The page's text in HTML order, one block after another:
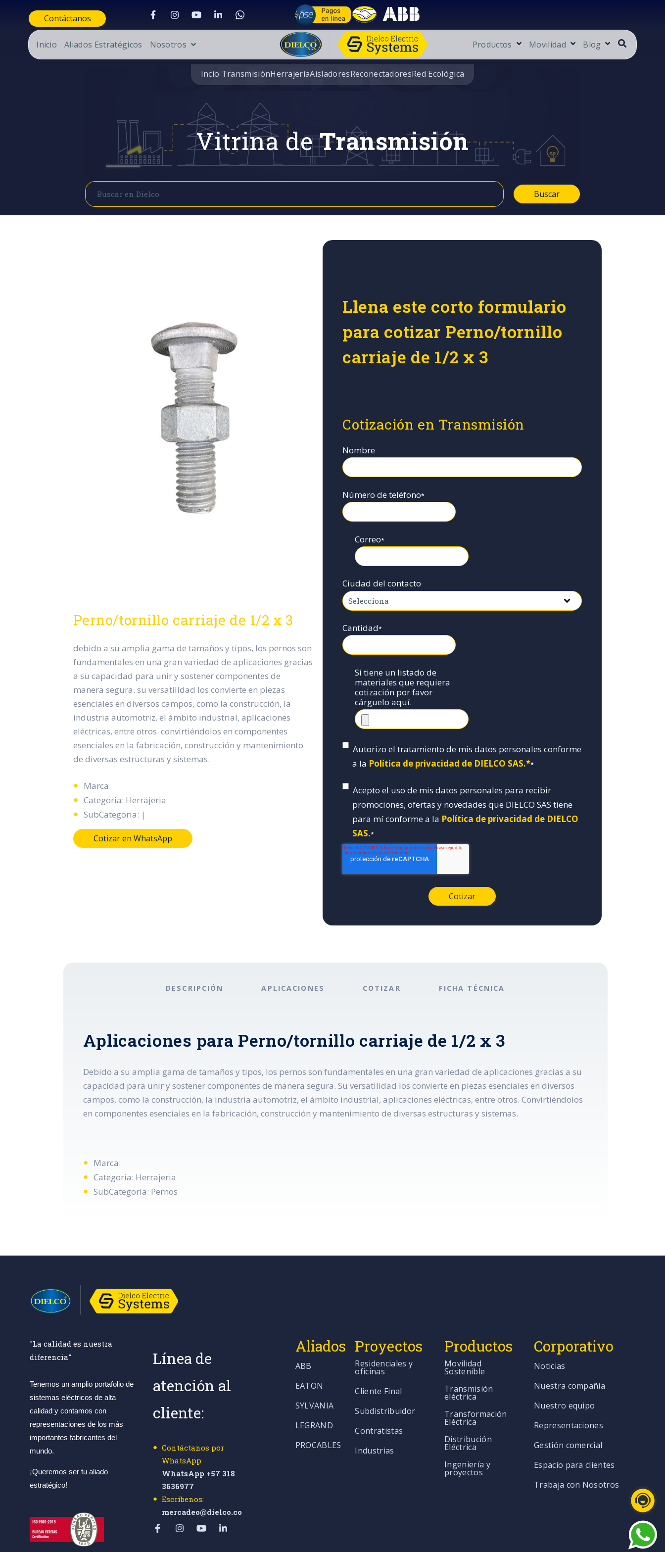
Contáctanos
Inicio Aliados Estratégicos Nosotros Productos Movilidad Blog
Incio TransmisiónHerrajeríaAisladoresReconectadoresRed Ecológica
Vitrina deTransmisión
Buscar
Buscar
Perno/tornillo carriaje de 1/2 x 3
debido a su amplia gama de tamaños y tipos, los pernos son
fundamentales en una gran variedad de aplicaciones gracias
a su capacidad para unir y sostener componentes de
manera segura. su versatilidad los convierte en piezas
esenciales en diversos campos, como la construcción, la
industria automotriz, el ámbito industrial, aplicaciones
eléctricas, entre otros. convirtiéndolos en componentes
esenciales en la fabricación, construcción y mantenimiento
de diversas estructuras y sistemas.
Marca:
Categoria: Herrajeria
SubCategoria: |
Cotizar en WhatsApp
Llena este corto formulario
para cotizar Perno/tornillo
carriaje de 1/2 x 3
Cotización en Transmisión
Nombre
Número de teléfono*
Correo*
Ciudad del contacto
Cantidad*
Si tiene un listado de
materiales que requiera
cotización por favor
cárguelo aquí.
Autorizo el tratamiento de mis datos personales conforme
a la Política de privacidad de DIELCO SAS.**
Acepto el uso de mis datos personales para recibir
promociones, ofertas y novedades que DIELCO SAS tiene
para mí conforme a la Política de privacidad de DIELCO
SAS.*
DESCRIPCIÓN APLICACIONES COTIZAR FICHA TÉCNICA
Aplicaciones para Perno/tornillo carriaje de 1/2 x 3
Debido a su amplia gama de tamaños y tipos, los pernos son fundamentales en una gran variedad de aplicaciones gracias a su
capacidad para unir y sostener componentes de manera segura. Su versatilidad los convierte en piezas esenciales en diversos
campos, como la construcción, la industria automotriz, el ámbito industrial, aplicaciones eléctricas, entre otros. Convirtiéndolos
en componentes esenciales en la fabricación, construcción y mantenimiento de diversas estructuras y sistemas.
Marca:
Categoria: Herrajeria
SubCategoria: Pernos
"La calidad es nuestra
diferencia"
Tenemos un amplio portafolio de
sistemas eléctricos de alta
calidad y contamos con
representaciones de los más
importantes fabricantes del
mundo.
¡Queremos ser tu aliado
estratégico!
Línea de
atención al
cliente:
Contáctanos por
WhatsApp
WhatsApp +57 318
3636977
Escríbenos:
mercadeo@dielco.co
Aliados
ABB
EATON
SYLVANIA
LEGRAND
PROCABLES
Proyectos
Residenciales y
oficinas
Cliente Final
Subdistribuidor
Contratistas
Industrias
Productos
Movilidad
Sostenible
Transmisión
eléctrica
Transformación
Eléctrica
Distribución
Eléctrica
Ingeniería y
proyectos
Corporativo
Noticias
Nuestra compañía
Nuestro equipo
Representaciones
Gestión comercial
Espacio para clientes
Trabaja con Nosotros